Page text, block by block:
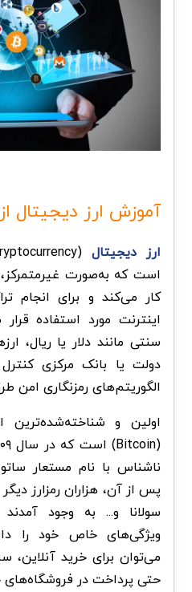
آموزش ارز دیجیتال
ارز دیجیتال
است که به‌صورت
کار می‌کند و برای انجام
اینترنت مورد استفاده
سنتی مانند دلار یا ریال،
دولت یا بانک مرکزی
الگوریتم‌های رمزنگاری امن
اولین و شناخته‌شده‌ترین
ناشناس با نام مستعار
پس از آن، هزاران رمزارز دیگر
سولانا و... به وجود
ویژگی‌های خاص خود را
می‌توان برای خرید آنلاین،
حتی پرداخت در